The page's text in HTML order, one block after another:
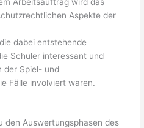
Arbeitsauftrag wird das
Aspekte der
dabei entstehende
Schüler interessant und
der Spiel- und
Fälle involviert waren.
den Auswertungsphasen des